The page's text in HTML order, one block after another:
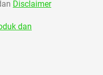
Disclaimer
dan